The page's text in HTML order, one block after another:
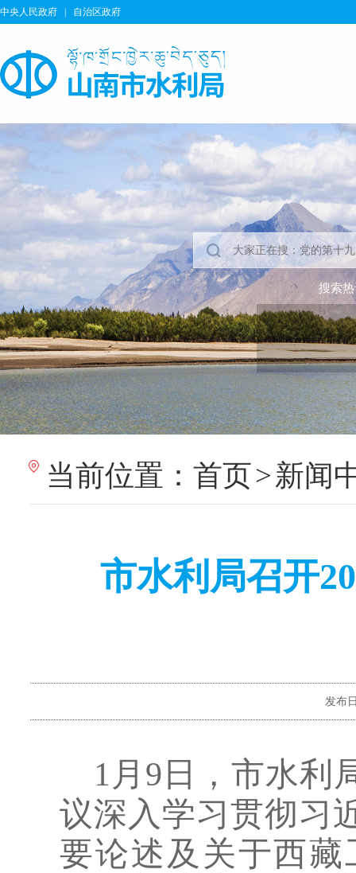
中央人民政府 自治区政府
搜索
当前位置： 首页>新闻
市水利局召开
发布
1月9日，市水利
议深入学习贯彻习
要论述及关于西